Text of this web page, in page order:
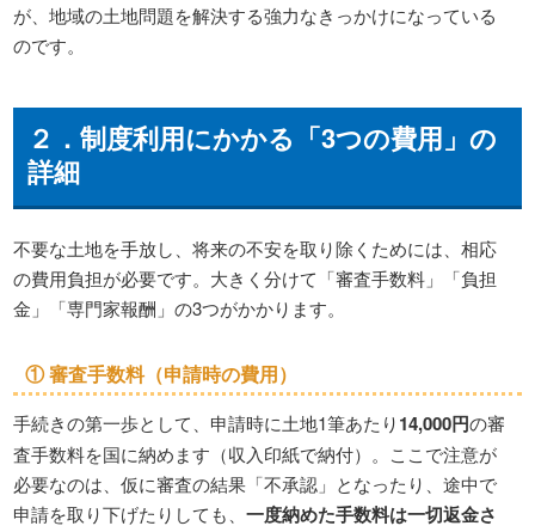
が、地域の土地問題を解決する強力なきっかけになっている
のです。
２．制度利用にかかる「3つの費用」の
詳細
不要な土地を手放し、将来の不安を取り除くためには、相応
の費用負担が必要です。大きく分けて「審査手数料」「負担
金」「専門家報酬」の3つがかかります。
① 審査手数料（申請時の費用）
手続きの第一歩として、申請時に土地1筆あたり14,000円の審
査手数料を国に納めます（収入印紙で納付）。ここで注意が
必要なのは、仮に審査の結果「不承認」となったり、途中で
申請を取り下げたりしても、一度納めた手数料は一切返金さ